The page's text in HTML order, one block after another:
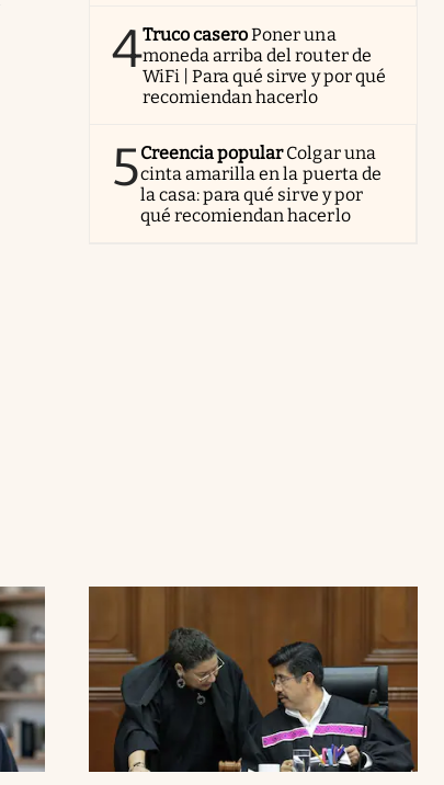
4Truco caseroPoner una
moneda arriba del router de
WiFi | Para qué sirve y por qué
recomiendan hacerlo
5Creencia popularColgar una
cinta amarilla en la puerta de
la casa: para qué sirve y por
qué recomiendan hacerlo